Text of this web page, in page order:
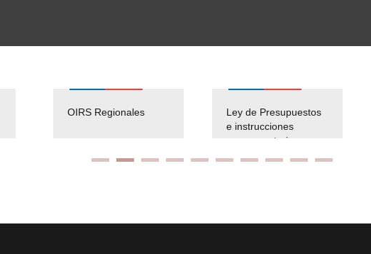
OIRS Regionales
Ley de Presupuestos
e instrucciones
presuspuetarias